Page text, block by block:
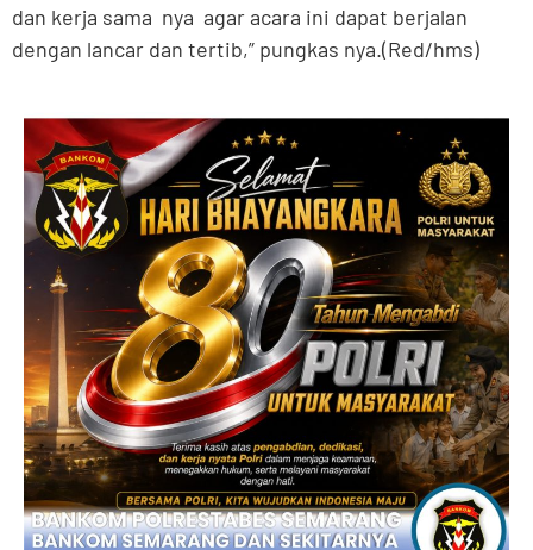
dan kerja sama nya agar acara ini dapat berjalan
dengan lancar dan tertib,” pungkas nya.(Red/hms)